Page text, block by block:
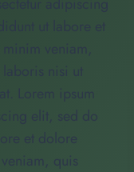
Lorem ipsum
elit, sed do
et dolore
quis